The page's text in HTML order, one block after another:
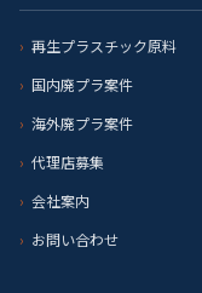
再生プラスチック原料
国内廃プラ案件
海外廃プラ案件
代理店募集
会社案内
お問い合わせ